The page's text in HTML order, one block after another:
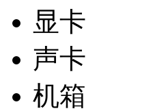
显卡
声卡
机箱